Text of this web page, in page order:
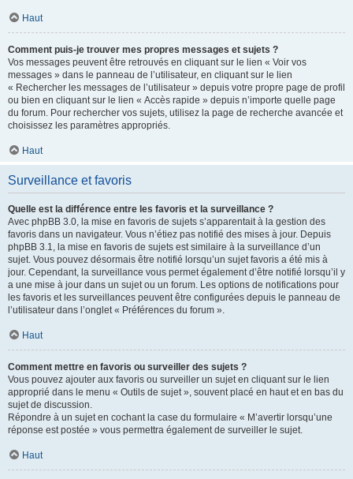
Haut
Comment puis-je trouver mes propres messages et sujets ?
Vos messages peuvent être retrouvés en cliquant sur le lien « Voir vos
messages » dans le panneau de l’utilisateur, en cliquant sur le lien
« Rechercher les messages de l’utilisateur » depuis votre propre page de profil
ou bien en cliquant sur le lien « Accès rapide » depuis n’importe quelle page
du forum. Pour rechercher vos sujets, utilisez la page de recherche avancée et
choisissez les paramètres appropriés.
Haut
Surveillance et favoris
Quelle est la différence entre les favoris et la surveillance ?
Avec phpBB 3.0, la mise en favoris de sujets s’apparentait à la gestion des
favoris dans un navigateur. Vous n’étiez pas notifié des mises à jour. Depuis
phpBB 3.1, la mise en favoris de sujets est similaire à la surveillance d’un
sujet. Vous pouvez désormais être notifié lorsqu’un sujet favoris a été mis à
jour. Cependant, la surveillance vous permet également d’être notifié lorsqu’il y
a une mise à jour dans un sujet ou un forum. Les options de notifications pour
les favoris et les surveillances peuvent être configurées depuis le panneau de
l’utilisateur dans l’onglet « Préférences du forum ».
Haut
Comment mettre en favoris ou surveiller des sujets ?
Vous pouvez ajouter aux favoris ou surveiller un sujet en cliquant sur le lien
approprié dans le menu « Outils de sujet », souvent placé en haut et en bas du
sujet de discussion.
Répondre à un sujet en cochant la case du formulaire « M’avertir lorsqu’une
réponse est postée » vous permettra également de surveiller le sujet.
Haut